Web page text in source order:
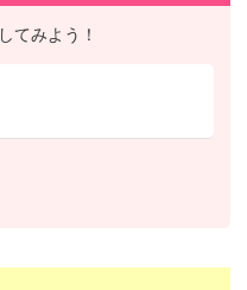
てみよう！